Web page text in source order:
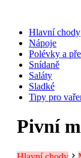
Hlavní chody
Nápoje
Polévky a
Snídaně
Saláty
Sladké
Tipy pro
Pivní